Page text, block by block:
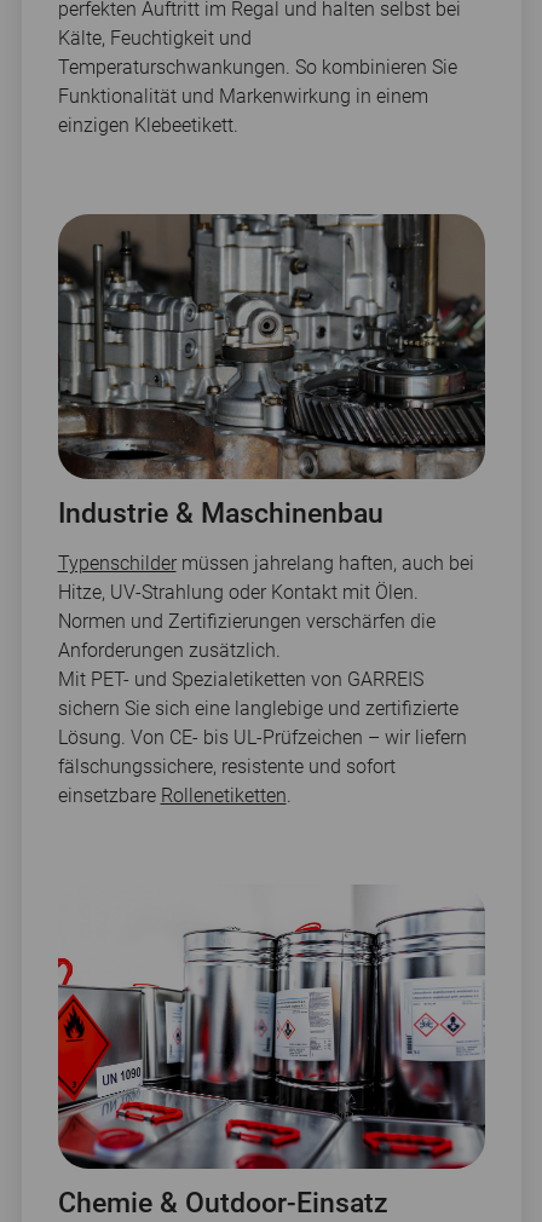
perfekten Auftritt im Regal und halten selbst bei
Kälte, Feuchtigkeit und
Temperaturschwankungen. So kombinieren Sie
Funktionalität und Markenwirkung in einem
einzigen Klebeetikett.
Industrie & Maschinenbau
Typenschildermüssen jahrelang haften, auch bei
Hitze, UV-Strahlung oder Kontakt mit Ölen.
Normen und Zertifizierungen verschärfen die
Anforderungen zusätzlich.
Mit PET- und Spezialetiketten von GARREIS
sichern Sie sich eine langlebige und zertifizierte
Lösung. Von CE- bis UL-Prüfzeichen – wir liefern
fälschungssichere, resistente und sofort
einsetzbare Rollenetiketten
Chemie & Outdoor-Einsatz